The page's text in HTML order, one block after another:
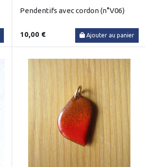
Pendentifs avec cordon (n°V06)
10,00 € Ajouter au panier